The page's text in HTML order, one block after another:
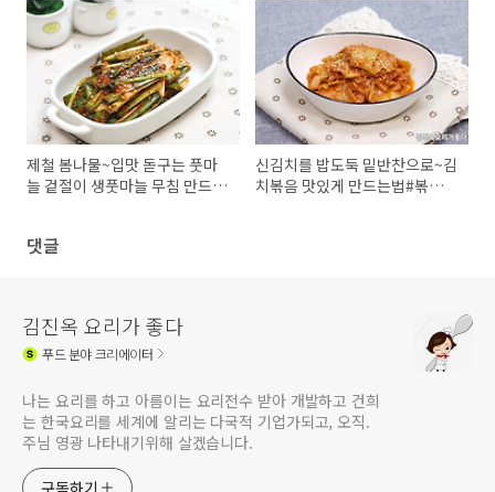
제철 봄나물~입맛 돋구는 풋마
늘 겉절이 생풋마늘 무침 만드는
신김치를 밥도둑 밑반찬으로~김
치볶음 맛있게 만드는법#볶음김
댓글
김진옥 요리가 좋다
푸드분야 크리에이터
나는 요리를 하고 아름이는 요리전수 받아 개발하고 건희
는 한국요리를 세계에 알리는 다국적 기업가되고, 오직.
주님 영광 나타내기위해 살겠습니다.